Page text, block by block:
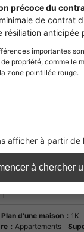
2 ans et 0 mois.
Rib Club 2 200 yens
Amount Short Term
mois) Quoi de neuf :
propriété flambant
confortable. Lorsque
logement, il est
sera lorsque l'on y
Plan d'une maison： 1K
： Appartements